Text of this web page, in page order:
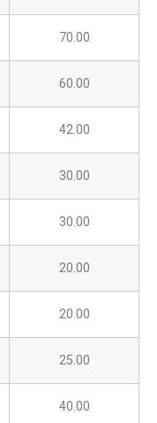
70.00
60.00
42.00
30.00
30.00
20.00
20.00
25.00
40.00